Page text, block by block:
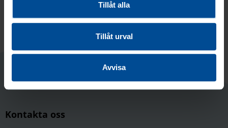
Tillåt alla
Tillåt urval
Avvisa
Kontakta oss